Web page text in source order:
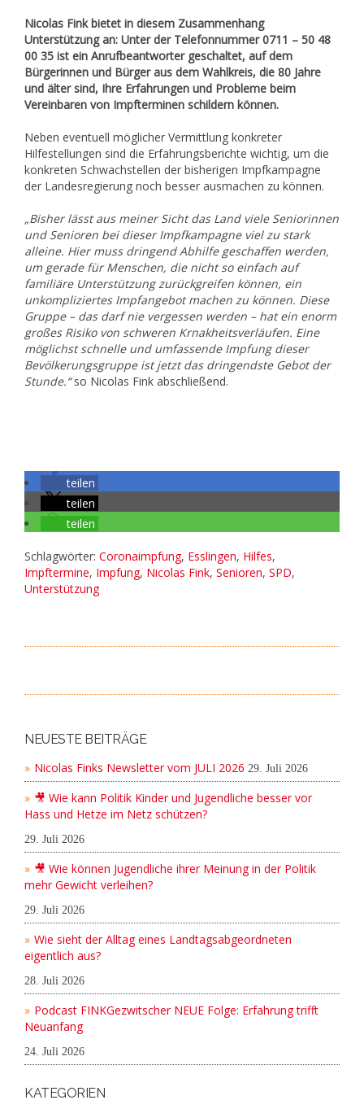
Nicolas Fink bietet in diesem Zusammenhang
Unterstützung an: Unter der Telefonnummer 0711 – 50 48
00 35 ist ein Anrufbeantworter geschaltet, auf dem
Bürgerinnen und Bürger aus dem Wahlkreis, die 80 Jahre
und älter sind, Ihre Erfahrungen und Probleme beim
Vereinbaren von Impfterminen schildern können.
Neben eventuell möglicher Vermittlung konkreter
Hilfestellungen sind die Erfahrungsberichte wichtig, um die
konkreten Schwachstellen der bisherigen Impfkampagne
der Landesregierung noch besser ausmachen zu können.
„Bisher lässt aus meiner Sicht das Land viele Seniorinnen
und Senioren bei dieser Impfkampagne viel zu stark
alleine. Hier muss dringend Abhilfe geschaffen werden,
um gerade für Menschen, die nicht so einfach auf
familiäre Unterstützung zurückgreifen können, ein
unkompliziertes Impfangebot machen zu können. Diese
Gruppe – das darf nie vergessen werden – hat ein enorm
großes Risiko von schweren Krnakheitsverläufen. Eine
möglichst schnelle und umfassende Impfung dieser
Bevölkerungsgruppe ist jetzt das dringendste Gebot der
Stunde.“so Nicolas Fink abschließend.
teilen
teilen
teilen
Schlagwörter: Coronaimpfung, Esslingen, Hilfes,
Impftermine, Impfung, Nicolas Fink, Senioren, SPD,
Unterstützung
NEUESTE BEITRÄGE
Nicolas Finks Newsletter vom JULI 2026 29. Juli 2026
🎥 Wie kann Politik Kinder und Jugendliche besser vor
Hass und Hetze im Netz schützen?
29. Juli 2026
🎥 Wie können Jugendliche ihrer Meinung in der Politik
mehr Gewicht verleihen?
29. Juli 2026
Wie sieht der Alltag eines Landtagsabgeordneten
eigentlich aus?
28. Juli 2026
Podcast FINKGezwitscher NEUE Folge: Erfahrung trifft
Neuanfang
24. Juli 2026
KATEGORIEN